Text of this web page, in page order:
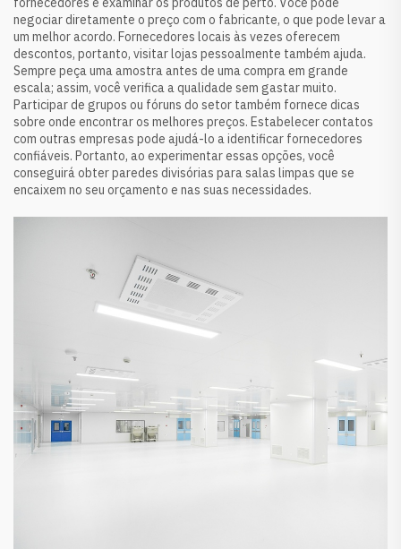
negociar diretamente o preço com o fabricante, o que pode levar a
um melhor acordo. Fornecedores locais às vezes oferecem
descontos, portanto, visitar lojas pessoalmente também ajuda.
Sempre peça uma amostra antes de uma compra em grande
escala; assim, você verifica a qualidade sem gastar muito.
Participar de grupos ou fóruns do setor também fornece dicas
sobre onde encontrar os melhores preços. Estabelecer contatos
com outras empresas pode ajudá-lo a identificar fornecedores
confiáveis. Portanto, ao experimentar essas opções, você
conseguirá obter paredes divisórias para salas limpas que se
encaixem no seu orçamento e nas suas necessidades.